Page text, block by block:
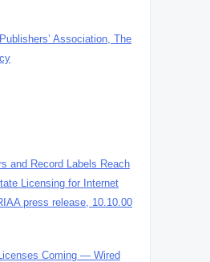
Association, The
and Record Labels Reach
Licensing for Internet
press release, 10.10.00
Coming — Wired